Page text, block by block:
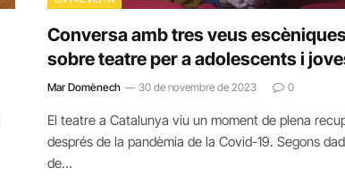
Conversa amb tres veus
sobre teatre per a adolescents i
Mar Domènech 30 de novembre de 2023 0
El teatre a Catalunya viu un moment de plena
després de la pandèmia de la Covid-19. Segons
de…